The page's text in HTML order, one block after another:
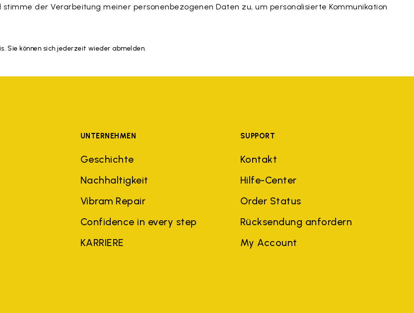
stimme der Verarbeitung meiner personenbezogenen Daten zu, um personalisierte Kommunikation
Sie können sich jederzeit wieder abmelden.
UNTERNEHMEN
Geschichte
Nachhaltigkeit
Vibram Repair
Confidence in every step
KARRIERE
SUPPORT
Kontakt
Hilfe-Center
Order Status
Rücksendung anfordern
My Account